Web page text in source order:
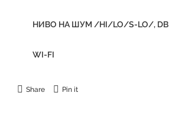
НИВО НА ШУМ /HI/LO/S-LO/, DB
WI-FI
Share Pin it